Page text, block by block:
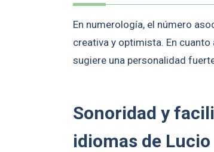
En numerología, el número
creativa y optimista. En
sugiere una personalidad
Sonoridad y
idiomas de Lucio